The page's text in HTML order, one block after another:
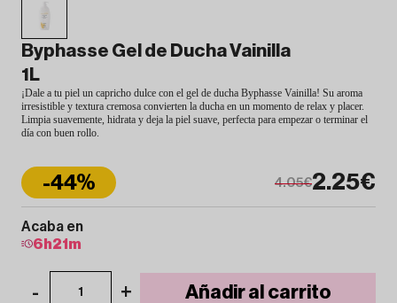
Byphasse Gel de Ducha Vainilla
1L
¡Dale a tu piel un capricho dulce con el gel de ducha Byphasse Vainilla! Su aroma
irresistible y textura cremosa convierten la ducha en un momento de relax y placer.
Limpia suavemente, hidrata y deja la piel suave, perfecta para empezar o terminar el
día con buen rollo.
2.25€
-44% 4.05€
Acaba en
6 h21 m
- 1 + Añadir al carrito